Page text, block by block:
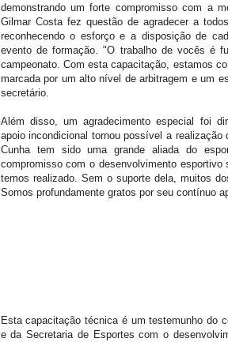
demonstrando um forte compromisso com a
Gilmar Costa fez questão de agradecer a
reconhecendo o esforço e a disposição de
evento de formação. "O trabalho de vocês é
campeonato. Com esta capacitação, estamos
marcada por um alto nível de arbitragem e um
secretário.
Além disso, um agradecimento especial foi
apoio incondicional tornou possível a
Cunha tem sido uma grande aliada do
compromisso com o desenvolvimento
temos realizado. Sem o suporte dela, muitos
Somos profundamente gratos por seu contínuo
Esta capacitação técnica é um testemunho do
e da Secretaria de Esportes com o